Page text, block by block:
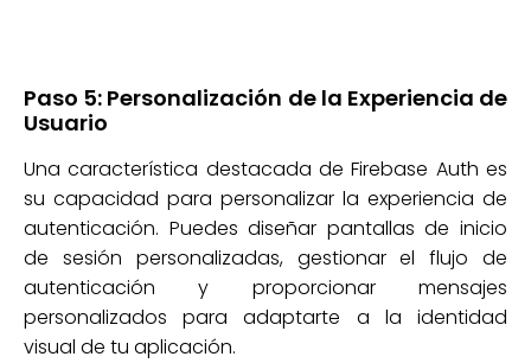
Paso 5: Personalización de la Experiencia de
Usuario
Una característica destacada de Firebase Auth es
su capacidad para personalizar la experiencia de
autenticación. Puedes diseñar pantallas de inicio
de sesión personalizadas, gestionar el flujo de
autenticación y proporcionar mensajes
personalizados para adaptarte a la identidad
visual de tu aplicación.